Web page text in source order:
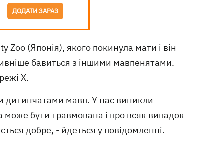
ДОДАТИ ЗАРАЗ
Zoo (Японія), якого покинула мати і він
бавиться з іншими мавпенятами.
Х.
дитинчатами мавп. У нас виникли
бути травмована і про всяк випадок
добре, - йдеться у повідомленні.